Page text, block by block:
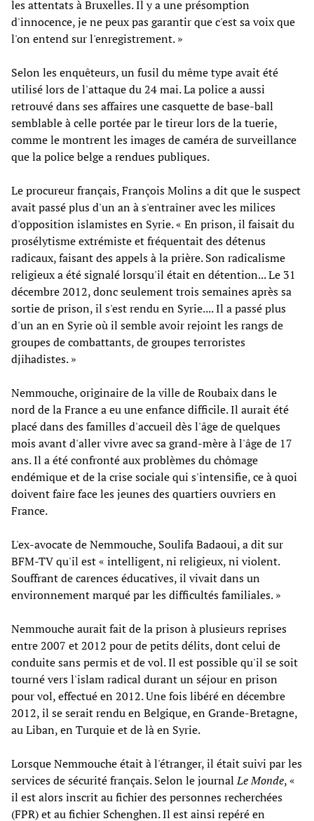
les attentats à Bruxelles. Il y a une présomption
d'innocence, je ne peux pas garantir que c'est sa voix que
l'on entend sur l'enregistrement. »
Selon les enquêteurs, un fusil du même type avait été
utilisé lors de l'attaque du 24 mai. La police a aussi
retrouvé dans ses affaires une casquette de base-ball
semblable à celle portée par le tireur lors de la tuerie,
comme le montrent les images de caméra de surveillance
que la police belge a rendues publiques.
Le procureur français, François Molins a dit que le suspect
avait passé plus d'un an à s'entraîner avec les milices
d'opposition islamistes en Syrie. « En prison, il faisait du
prosélytisme extrémiste et fréquentait des détenus
radicaux, faisant des appels à la prière. Son radicalisme
religieux a été signalé lorsqu'il était en détention... Le 31
décembre 2012, donc seulement trois semaines après sa
sortie de prison, il s'est rendu en Syrie.... Il a passé plus
d'un an en Syrie où il semble avoir rejoint les rangs de
groupes de combattants, de groupes terroristes
djihadistes. »
Nemmouche, originaire de la ville de Roubaix dans le
nord de la France a eu une enfance difficile. Il aurait été
placé dans des familles d'accueil dès l'âge de quelques
mois avant d'aller vivre avec sa grand-mère à l'âge de 17
ans. Il a été confronté aux problèmes du chômage
endémique et de la crise sociale qui s'intensifie, ce à quoi
doivent faire face les jeunes des quartiers ouvriers en
France.
L'ex-avocate de Nemmouche, Soulifa Badaoui, a dit sur
BFM-TV qu'il est « intelligent, ni religieux, ni violent.
Souffrant de carences éducatives, il vivait dans un
environnement marqué par les difficultés familiales. »
Nemmouche aurait fait de la prison à plusieurs reprises
entre 2007 et 2012 pour de petits délits, dont celui de
conduite sans permis et de vol. Il est possible qu'il se soit
tourné vers l'islam radical durant un séjour en prison
pour vol, effectué en 2012. Une fois libéré en décembre
2012, il se serait rendu en Belgique, en Grande-Bretagne,
au Liban, en Turquie et de là en Syrie.
Lorsque Nemmouche était à l'étranger, il était suivi par les
services de sécurité français. Selon le journalLe Monde, «
il est alors inscrit au fichier des personnes recherchées
(FPR) et au fichier Schenghen. Il est ainsi repéré en